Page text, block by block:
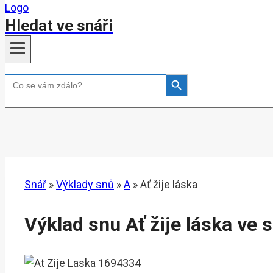
Hledat ve snáři
Search
for:
Search Button
Snář »Výklady snů »A »Ať žije láska
Výklad snu Ať žije láska ve